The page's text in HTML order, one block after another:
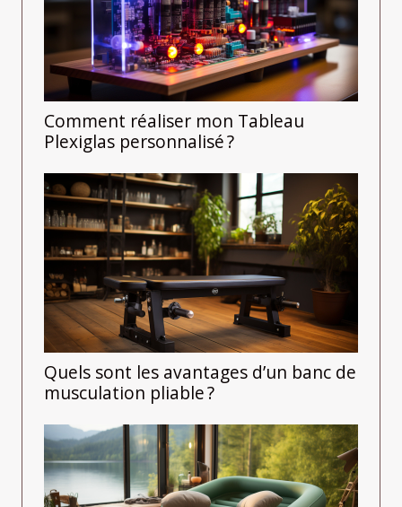
Comment réaliser mon Tableau
Plexiglas personnalisé ?
Quels sont les avantages d’un banc de
musculation pliable ?